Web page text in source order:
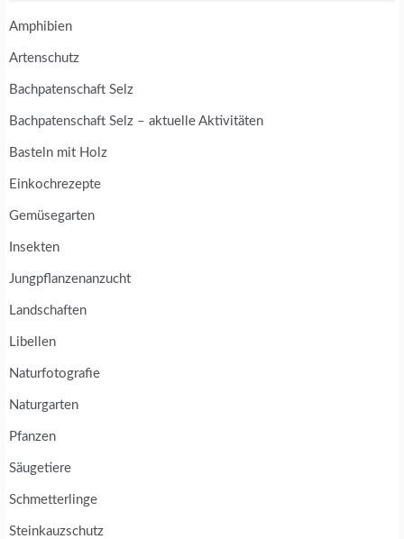
Amphibien
Artenschutz
Bachpatenschaft Selz
Bachpatenschaft Selz – aktuelle Aktivitäten
Basteln mit Holz
Einkochrezepte
Gemüsegarten
Insekten
Jungpflanzenanzucht
Landschaften
Libellen
Naturfotografie
Naturgarten
Pfanzen
Säugetiere
Schmetterlinge
Steinkauzschutz